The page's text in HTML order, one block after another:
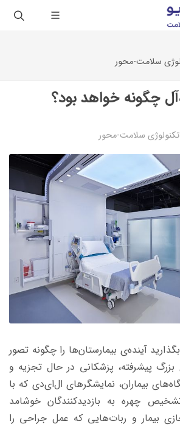
سلامت-محور
چگونه خواهد بود؟
تکنولوژی سلامت-محور
آینده‌ی بیمارستان‌ها را چگونه تصور
پیشرفته، پزشکانی در حال تجزیه‌ و
بیماران، نمایشگرهای ال‌ای‌دی که با
چهره به بازدیدکنندگان خوشامد
بیمار و ربات‌هایی که عمل جراحی را